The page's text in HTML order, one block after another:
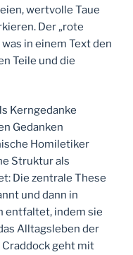
wertvolle Taue
Der „rote
in einem Text den
Teile und die
Kerngedanke
Gedanken
Homiletiker
Struktur als
Die zentrale These
und dann in
entfaltet, indem sie
Alltagsleben der
geht mit